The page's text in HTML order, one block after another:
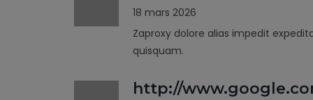
18 mars 2026
Zaproxy dolore alias impedit
quisquam.
http://